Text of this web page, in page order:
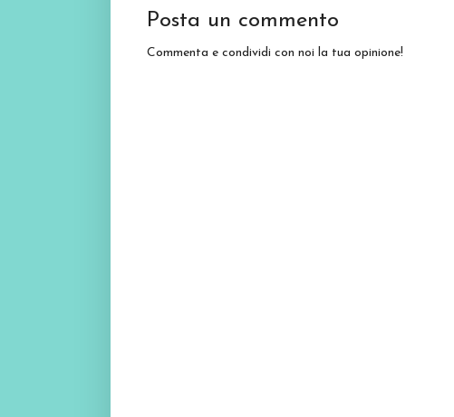
Posta un commento
Commenta e condividi con noi la tua opinione!